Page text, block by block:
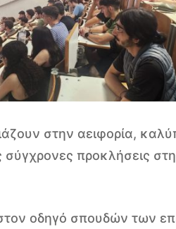
στην αειφορία,
σύγχρονες προκλήσεις
οδηγό σπουδών των